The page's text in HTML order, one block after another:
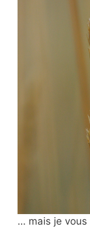
… mais je vous